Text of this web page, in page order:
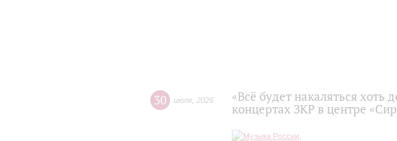
30 июля 2026
«Всё будет накаляться хоть
концертах ЗКР в центре